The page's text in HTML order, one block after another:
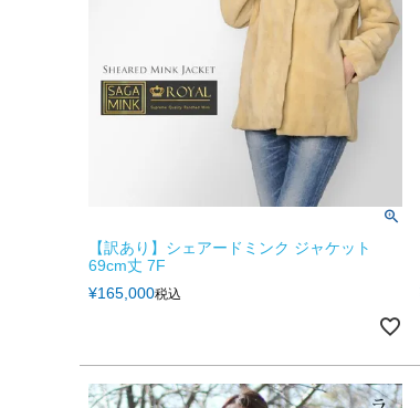
【訳あり】シェアードミンク ジャケット
69cm丈 7F
¥165,000税込